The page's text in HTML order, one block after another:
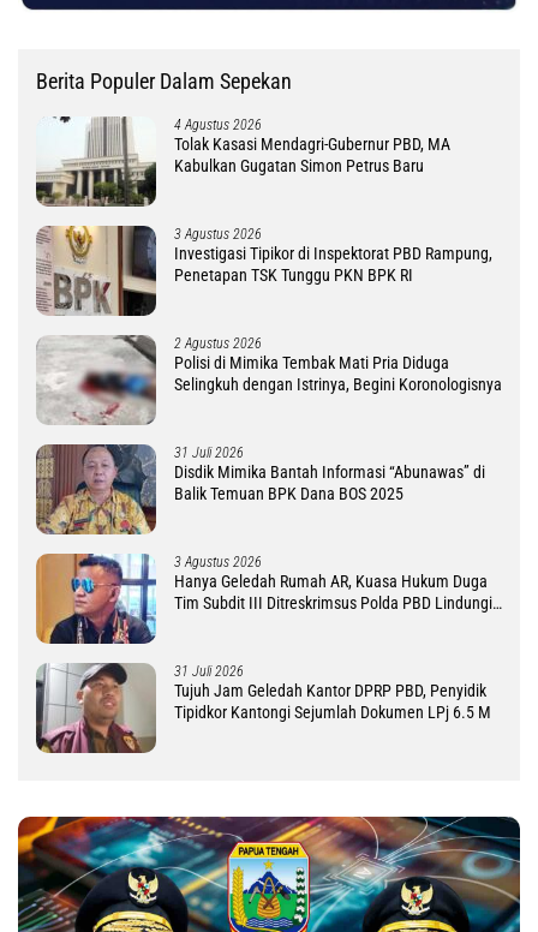
Berita Populer Dalam Sepekan
4 Agustus 2026
Tolak Kasasi Mendagri-Gubernur PBD, MA
Kabulkan Gugatan Simon Petrus Baru
3 Agustus 2026
Investigasi Tipikor di Inspektorat PBD Rampung,
Penetapan TSK Tunggu PKN BPK RI
2 Agustus 2026
Polisi di Mimika Tembak Mati Pria Diduga
Selingkuh dengan Istrinya, Begini Koronologisnya
31 Juli 2026
Disdik Mimika Bantah Informasi “Abunawas” di
Balik Temuan BPK Dana BOS 2025
3 Agustus 2026
Hanya Geledah Rumah AR, Kuasa Hukum Duga
Tim Subdit III Ditreskrimsus Polda PBD Lindungi
31 Juli 2026
Tujuh Jam Geledah Kantor DPRP PBD, Penyidik
Tipidkor Kantongi Sejumlah Dokumen LPj 6.5 M